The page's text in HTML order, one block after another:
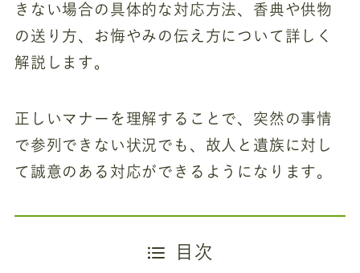
きない場合の具体的な対応方法、香典や供物
の送り方、お悔やみの伝え方について詳しく
解説します。
正しいマナーを理解することで、突然の事情
で参列できない状況でも、故人と遺族に対し
て誠意のある対応ができるようになります。
目次